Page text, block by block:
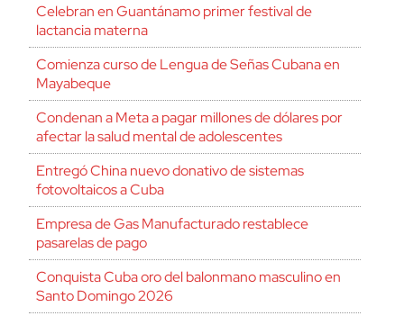
Celebran en Guantánamo primer festival de
lactancia materna
Comienza curso de Lengua de Señas Cubana en
Mayabeque
Condenan a Meta a pagar millones de dólares por
afectar la salud mental de adolescentes
Entregó China nuevo donativo de sistemas
fotovoltaicos a Cuba
Empresa de Gas Manufacturado restablece
pasarelas de pago
Conquista Cuba oro del balonmano masculino en
Santo Domingo 2026